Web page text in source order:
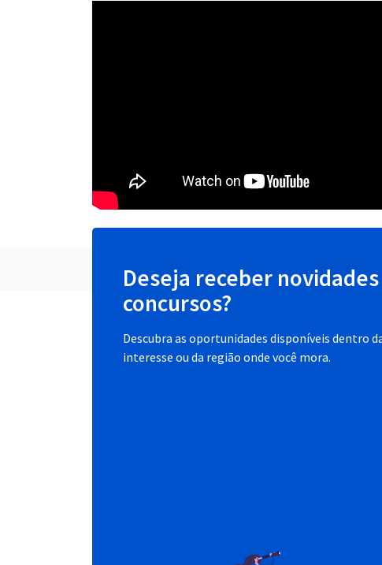
Deseja receber
concursos?
Descubra as oportunidades disponíveis dentro
interesse ou da região onde você mora.